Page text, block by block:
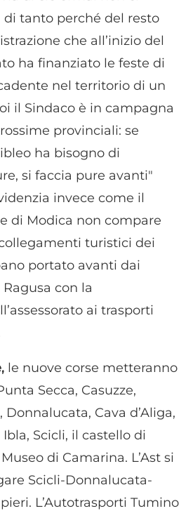
tanto perché del resto
che all’inizio del
ha finanziato le feste di
nel territorio di un
il Sindaco è in campagna
provinciali: se
ha bisogno di
si faccia pure avanti"
invece come il
di Modica non compare
turistici dei
portato avanti dai
con la
ai trasporti
le nuove corse metteranno
Secca, Casuzze,
Donnalucata, Cava d’Aliga,
Scicli, il castello di
di Camarina. L’Ast si
Scicli-Donnalucata-
L’Autotrasporti Tumino